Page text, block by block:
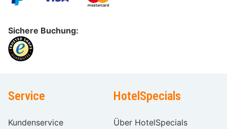
Sichere Buchung:
Service
Kundenservice
HotelSpecials
Über HotelSpecials